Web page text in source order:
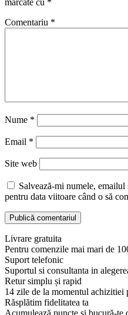
marcate cu *
Comentariu *
Nume *
Email *
Site web
Salvează-mi numele,
pentru data viitoare când o să
Livrare gratuita
Pentru comenzile mai mari de
Suport telefonic
Suportul si consultanta in
Retur simplu și rapid
14 zile de la momentul achizitiei
Răsplătim fidelitatea ta